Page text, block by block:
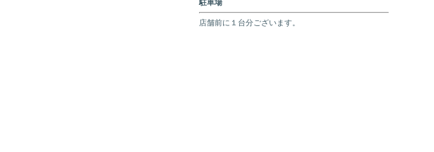
駐車場
店舗前に１台分ございます。